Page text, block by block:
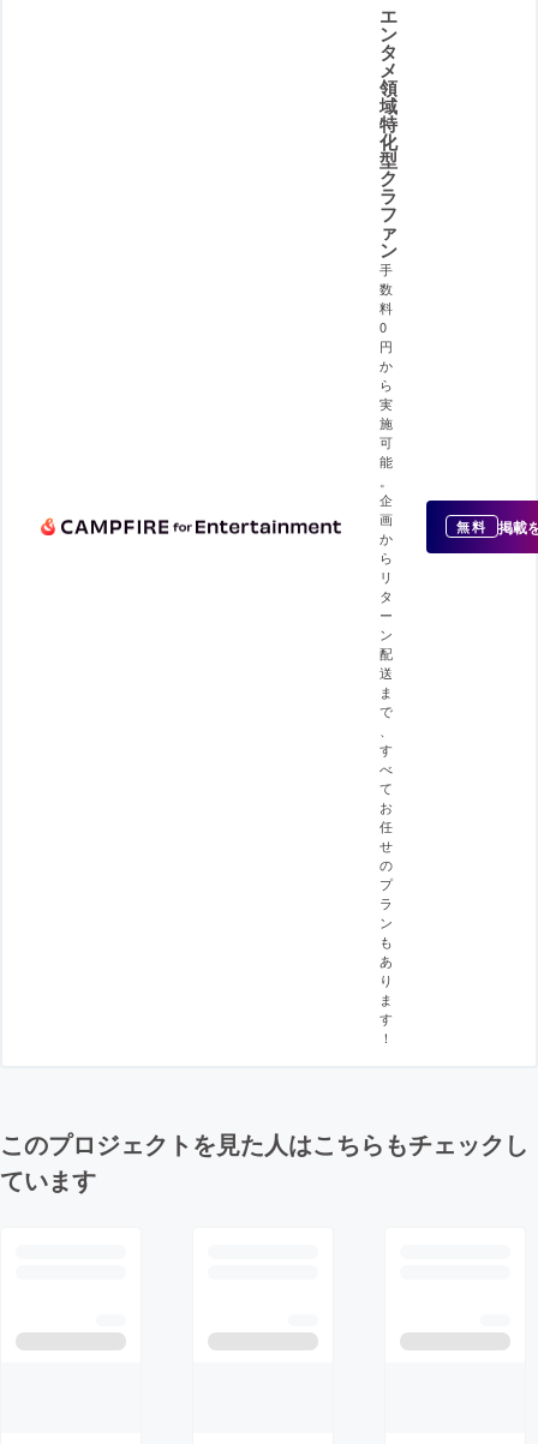
エ
ン
タ
メ
領
域
特
化
型
ク
ラ
フ
ァ
ン
手
数
料
0
円
か
ら
実
施
可
能
企
画
か
ら
リ
タ
ー
ン
配
送
ま
で
す
べ
て
お
任
せ
の
プ
ラ
ン
も
あ
り
ま
す
！
無料 掲載
このプロジェクトを見た人はこちらもチェックし
ています